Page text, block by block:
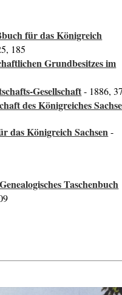
für das Königreich
185
Grundbesitzes im
Gesellschaft- 1886,
des Königreiches
das Königreich Sachsen-
Taschenbuch